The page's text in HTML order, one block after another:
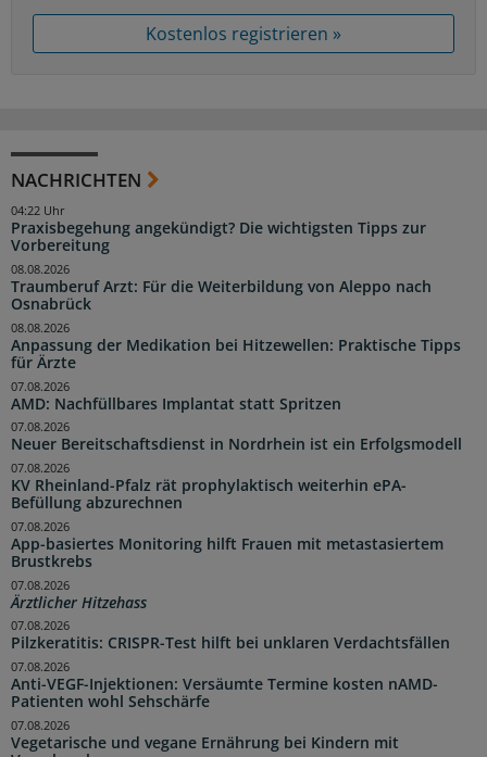
Kostenlos registrieren »
NACHRICHTEN
Praxisbegehung angekündigt? Die wichtigsten Tipps zur
Vorbereitung
04:22 Uhr
Traumberuf Arzt: Für die Weiterbildung von Aleppo nach
Osnabrück
08.08.2026
Anpassung der Medikation bei Hitzewellen: Praktische Tipps
für Ärzte
08.08.2026
AMD: Nachfüllbares Implantat statt Spritzen
07.08.2026
Neuer Bereitschaftsdienst in Nordrhein ist ein Erfolgsmodell
07.08.2026
KV Rheinland-Pfalz rät prophylaktisch weiterhin ePA-
Befüllung abzurechnen
07.08.2026
App-basiertes Monitoring hilft Frauen mit metastasiertem
Brustkrebs
07.08.2026
Ärztlicher Hitzehass
07.08.2026
Pilzkeratitis: CRISPR-Test hilft bei unklaren Verdachtsfällen
07.08.2026
Anti-VEGF-Injektionen: Versäumte Termine kosten nAMD-
Patienten wohl Sehschärfe
07.08.2026
Vegetarische und vegane Ernährung bei Kindern mit
07.08.2026